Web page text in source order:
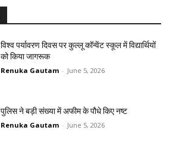
विश्व पर्यावरण दिवस पर कुल्लू कॉन्वेंट स्कूल में विद्यार्थियों
को किया जागरूक
Renuka Gautam - June 5, 2026
पुलिस ने बड़ी संख्या में अफीम के पौधे किए नष्ट
Renuka Gautam - June 5, 2026